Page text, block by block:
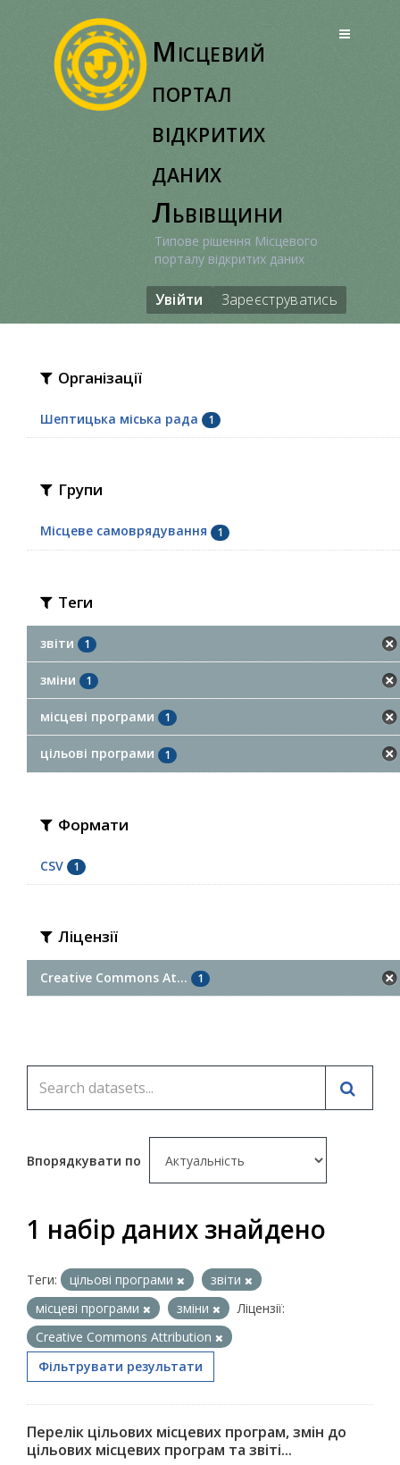
Місцевий
портал
відкритих
даних
Львівщини
Типове рішення Місцевого
порталу відкритих даних
Увійти Зареєструватись
Організації
Шептицька міська рада 1
Групи
Місцеве самоврядування 1
Теги
звіти 1
зміни 1
місцеві програми 1
цільові програми 1
Формати
CSV 1
Ліцензії
Creative Commons At... 1
Впорядкувати по
1 набір даних знайдено
Теги: цільові програми
звіти
місцеві програми
зміни
Ліцензії:
Creative Commons Attribution
Фільтрувати результати
Перелік цільових місцевих програм, змін до
цільових місцевих програм та звіті...